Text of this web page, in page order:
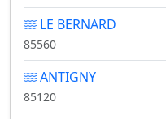
LE BERNARD
85560
ANTIGNY
85120